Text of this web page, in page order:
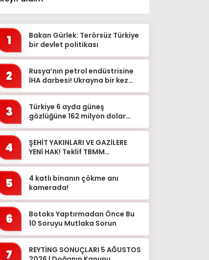
1
Bakan Gürlek: Terörsüz Türkiye
bir devlet politikası
2
Rusya’nın petrol endüstrisine
İHA darbesi! Ukrayna bir kez
3
Türkiye 6 ayda güneş
gözlüğüne 162 milyon dolar
4
ŞEHİT YAKINLARI VE GAZİLERE
YENİ HAK! Teklif TBMM
5
4 katlı binanın çökme anı
kamerada!
6
Botoks Yaptırmadan Önce Bu
10 Soruyu Mutlaka Sorun
7
REYTİNG SONUÇLARI 5 AĞUSTOS